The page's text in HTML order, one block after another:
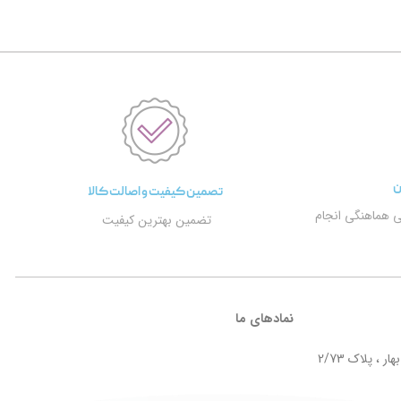
هماهنگی انجام
تصمین کیفیت و اصالت کالا
تضمین بهترین کیفیت
، پلاک 2/73
نمادهای ما